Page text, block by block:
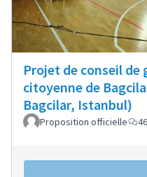
Projet de conseil de
citoyenne de
Bagcilar, Istanbul)
Proposition officielle 46